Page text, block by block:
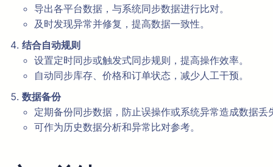
导出各平台数据，与系统同步数据进行比对。
及时发现异常并修复，提高数据一致性。
结合自动规则
设置定时同步或触发式同步规则，提高操作效率。
自动同步库存、价格和订单状态，减少人工干预。
数据备份
定期备份同步数据，防止误操作或系统异常造成数据丢
可作为历史数据分析和异常比对参考。